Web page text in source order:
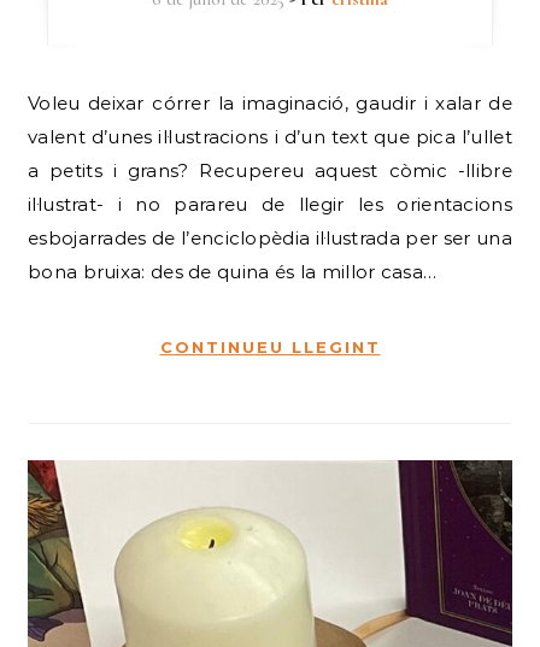
Voleu deixar córrer la imaginació, gaudir i xalar de
valent d’unes il·lustracions i d’un text que pica l’ullet
a petits i grans? Recupereu aquest còmic -llibre
il·lustrat- i no parareu de llegir les orientacions
esbojarrades de l’enciclopèdia il·lustrada per ser una
bona bruixa: des de quina és la millor casa…
CONTINUEU LLEGINT